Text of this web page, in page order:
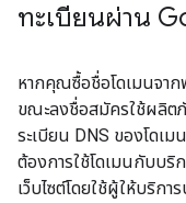
ทะเบียนผ่าน
หากคุณซื้อชื่อโดเมนจาก
ขณะลงชื่อสมัครใช้ผลิต
ระเบียน DNS ของโดเ
ต้องการใช้โดเมนกับบริ
เว็บไซต์โดยใช้ผู้ให้บริก